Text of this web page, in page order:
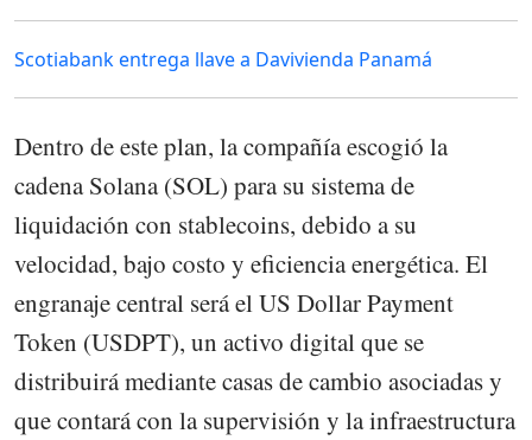
Scotiabank entrega llave a Davivienda Panamá
Dentro de este plan, la compañía escogió la
cadena Solana (SOL) para su sistema de
liquidación con stablecoins, debido a su
velocidad, bajo costo y eficiencia energética. El
engranaje central será el US Dollar Payment
Token (USDPT), un activo digital que se
distribuirá mediante casas de cambio asociadas y
que contará con la supervisión y la infraestructura